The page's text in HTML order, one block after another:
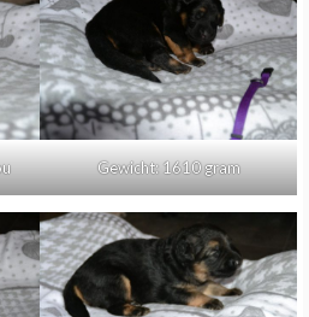
Gewicht: 1610 gram